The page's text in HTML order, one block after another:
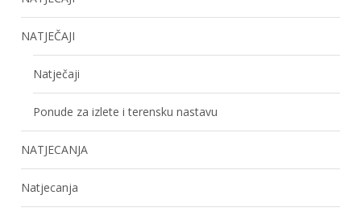
NATJEČAJI
Natječaji
Ponude za izlete i terensku nastavu
NATJECANJA
Natjecanja